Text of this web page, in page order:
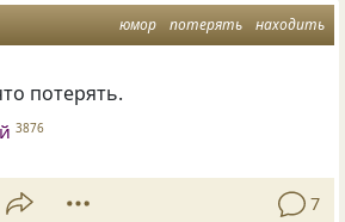
юмор потерять находить
потерять.
3876
7